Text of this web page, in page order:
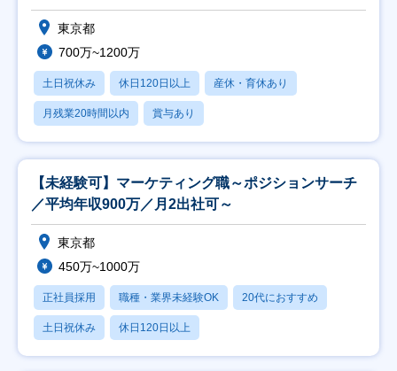
東京都
700万~1200万
土日祝休み 休日120日以上 産休・育休あり
月残業20時間以内 賞与あり
【未経験可】マーケティング職～ポジションサーチ
／平均年収900万／月2出社可～
東京都
450万~1000万
正社員採用 職種・業界未経験OK 20代におすすめ
土日祝休み 休日120日以上